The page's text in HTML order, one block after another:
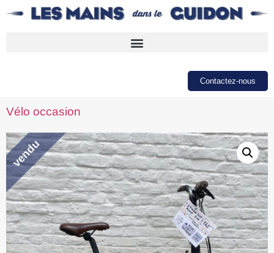
Contactez-nous
Vélo occasion
vendu